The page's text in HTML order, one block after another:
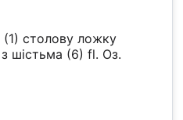
столову ложку
шістьма (6) fl. Оз.